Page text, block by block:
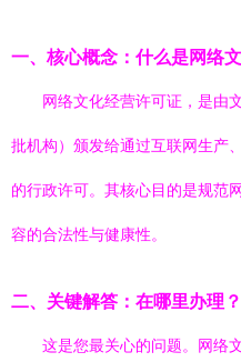
一、核心概念：什么是网络
网络文化经营许可证，是由
批机构）颁发给通过互联网生产
的行政许可。其核心目的是规范
容的合法性与健康性。
二、关键解答：在哪里办理？
这是您最关心的问题。网络